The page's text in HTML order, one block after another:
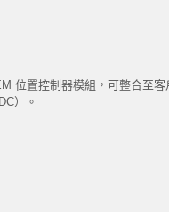
位置控制器模組，可整合至
）。